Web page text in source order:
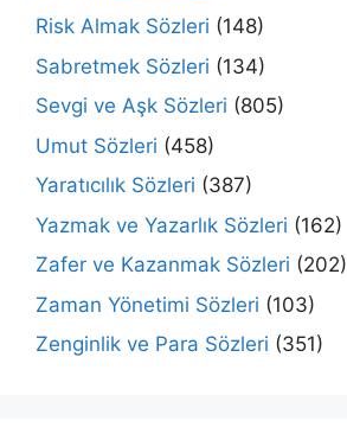
Risk Almak Sözleri (148)
Sabretmek Sözleri (134)
Sevgi ve Aşk Sözleri (805)
Umut Sözleri (458)
Yaratıcılık Sözleri (387)
Yazmak ve Yazarlık Sözleri (162)
Zafer ve Kazanmak Sözleri (202)
Zaman Yönetimi Sözleri (103)
Zenginlik ve Para Sözleri (351)